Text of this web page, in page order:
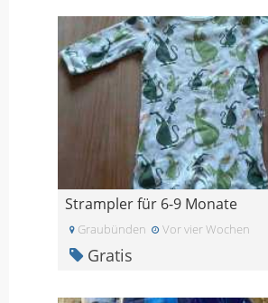
Strampler für 6-9 Monate
Graubünden Vor vier Wochen
Gratis